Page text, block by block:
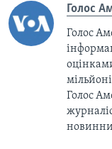
Голос
Голос
Голос